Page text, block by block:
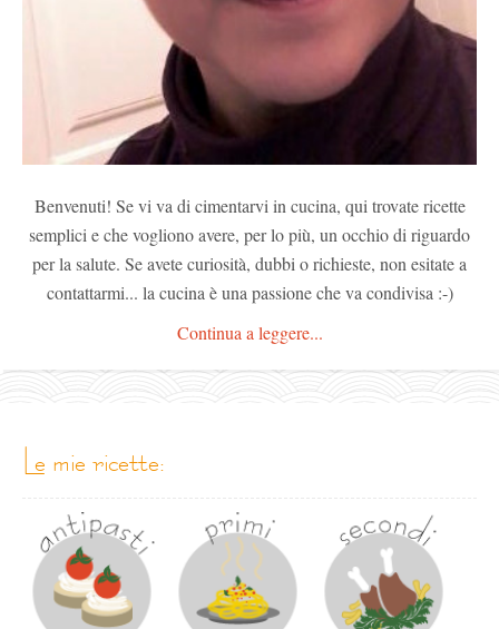
Benvenuti! Se vi va di cimentarvi in cucina, qui trovate ricette
semplici e che vogliono avere, per lo più, un occhio di riguardo
per la salute. Se avete curiosità, dubbi o richieste, non esitate a
contattarmi... la cucina è una passione che va condivisa :-)
Continua a leggere...
le mie ricette: